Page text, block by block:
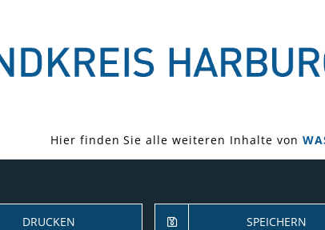
Hier finden Sie alle weiteren Inhalte von
DRUCKEN SPEICHERN